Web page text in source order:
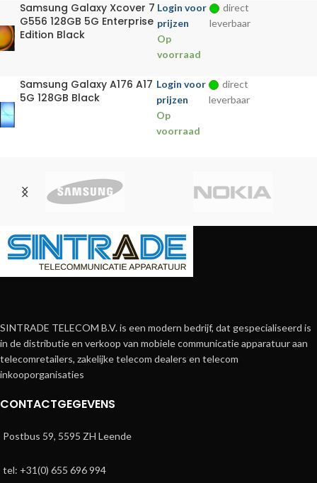
Samsung Galaxy Xcover 7
G556 128GB 5G Enterprise
Edition Black
Login voor
prijzen
Op
voorraad
direct
leverbaar
Samsung Galaxy A176 A17
5G 128GB Black
Login voor
prijzen
Op
voorraad
direct
leverbaar
SINTRADE TELECOM B.V. is een modern bedrijf, dat gespecialiseerd is
in de distributie en verkoop van mobiele communicatie apparatuur aan
telecomretailers, zakelijke telecom dealers en telecom
inkooporganisaties
CONTACTGEGEVENS
Postbus 59, 5595 ZH Leende
tel: +31(0) 655 696 994